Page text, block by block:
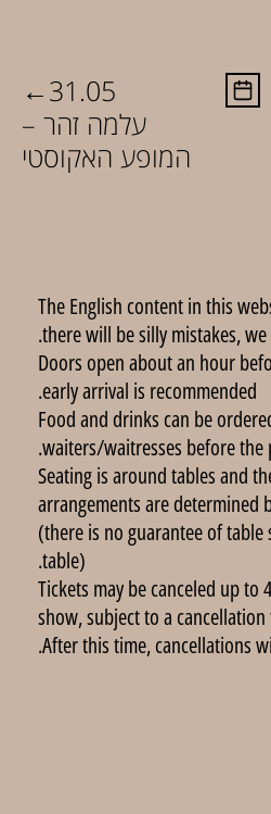
←31.05
עלמה זהר –
המופע האקוסטי
The English content in this
there will be silly mistakes,
Doors open about an hour
early arrival is recommended.
Food and drinks can be
waiters/waitresses before the
Seating is around tables and
arrangements are determined
(there is no guarantee of
table).
Tickets may be canceled up
show, subject to a
After this time, cancellations